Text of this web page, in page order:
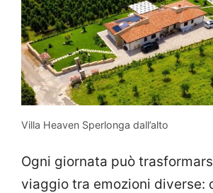
Villa Heaven Sperlonga dall’alto
Ogni giornata può
viaggio tra emozioni diverse: